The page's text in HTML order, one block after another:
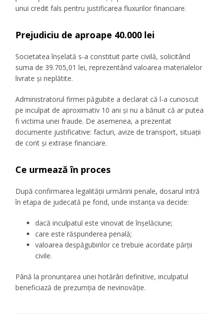
unui credit fals pentru justificarea fluxurilor financiare.
Prejudiciu de aproape 40.000 lei
Societatea înșelată s-a constituit parte civilă, solicitând
suma de 39.705,01 lei, reprezentând valoarea materialelor
livrate și neplătite.
Administratorul firmei păgubite a declarat că l-a cunoscut
pe inculpat de aproximativ 10 ani și nu a bănuit că ar putea
fi victima unei fraude. De asemenea, a prezentat
documente justificative: facturi, avize de transport, situații
de cont și extrase financiare.
Ce urmează în proces
După confirmarea legalității urmăririi penale, dosarul intră
în etapa de judecată pe fond, unde instanța va decide:
dacă inculpatul este vinovat de înșelăciune;
care este răspunderea penală;
valoarea despăgubirilor ce trebuie acordate părții
civile.
Până la pronunțarea unei hotărâri definitive, inculpatul
beneficiază de prezumția de nevinovăție.